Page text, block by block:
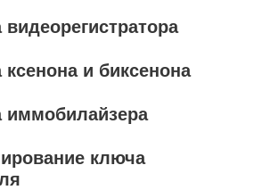
видеорегистратора
ксенона и биксенона
иммобилайзера
ключа